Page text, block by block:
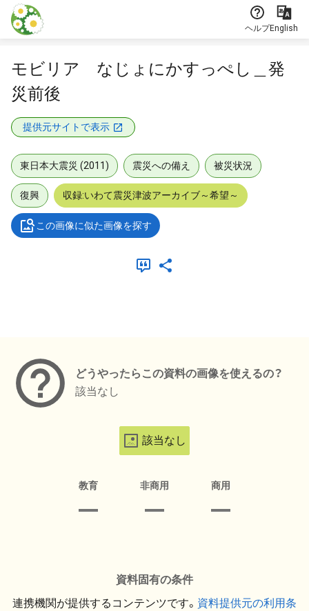
本文に飛ぶ
ヘルプEnglish
モビリア なじょにかすっぺし＿発
災前後
提供元サイトで表示
東日本大震災 (2011) 震災への備え 被災状況
復興 収録:いわて震災津波アーカイブ～希望～
この画像に似た画像を探す
どうやったらこの資料の画像を使えるの？
該当なし
該当なし
教育 非商用 商用
資料固有の条件
連携機関が提供するコンテンツです。 資料提供元の利用条